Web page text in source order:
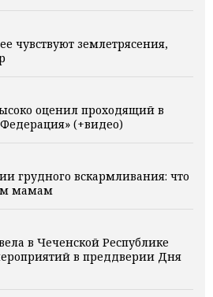
чувствуют землетрясения,
оценил проходящий в
(+видео)
грудного вскармливания: что
мамам
в Чеченской Республике
в преддверии Дня